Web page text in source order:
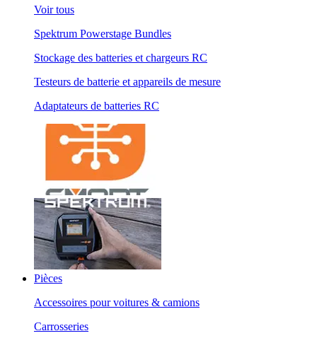
Voir tous
Spektrum Powerstage Bundles
Stockage des batteries et chargeurs RC
Testeurs de batterie et appareils de mesure
Adaptateurs de batteries RC
Pièces
Accessoires pour voitures & camions
Carrosseries